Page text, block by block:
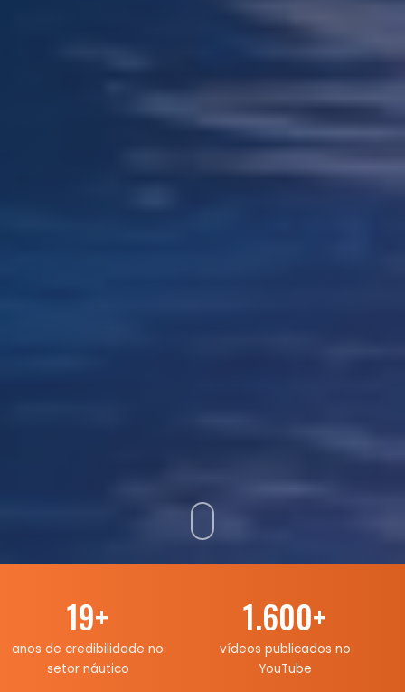
19+
anos de credibilidade no
setor náutico
1.600+
vídeos publicados no
YouTube